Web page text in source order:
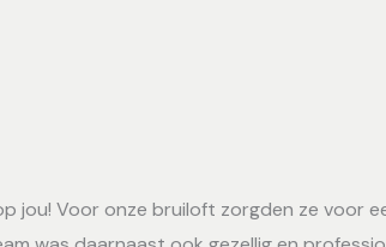
Voor onze bruiloft zorgden ze voor